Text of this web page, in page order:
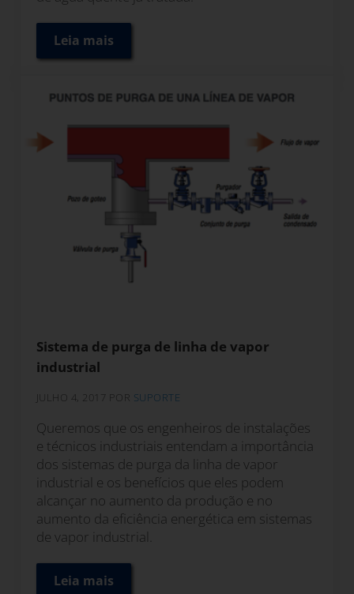
Leia maisEquipamentos de recuperação de
Sistema de purga de linha de vapor
industrial
JULHO 4, 2017 POR SUPORTE
Queremos que os engenheiros de instalações
e técnicos industriais entendam a importância
dos sistemas de purga da linha de vapor
industrial e os benefícios que eles podem
alcançar no aumento da produção e no
aumento da eficiência energética em sistemas
de vapor industrial.
Leia maisSistema de purga de linha de vapor